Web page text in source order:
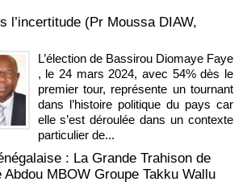
l’incertitude (Pr Moussa DIAW,
L’élection de Bassirou Diomaye Faye
, le 24 mars 2024, avec 54% dès le
premier tour, représente un tournant
dans l’histoire politique du pays car
elle s’est déroulée dans un contexte
particulier de...
: La Grande Trahison de
MBOW Groupe Takku Wallu